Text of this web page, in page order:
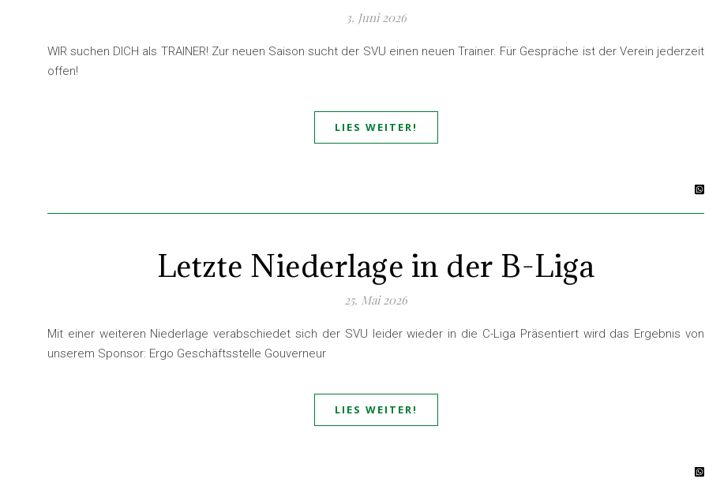
3. Juni 2026
WIR suchen DICH als TRAINER! Zur neuen Saison sucht der SVU einen neuen Trainer. Für Gespräche ist der Verein jederzeit
offen!
LIES WEITER!
Letzte Niederlage in der B-Liga
25. Mai 2026
Mit einer weiteren Niederlage verabschiedet sich der SVU leider wieder in die C-Liga Präsentiert wird das Ergebnis von
unserem Sponsor: Ergo Geschäftsstelle Gouverneur
LIES WEITER!